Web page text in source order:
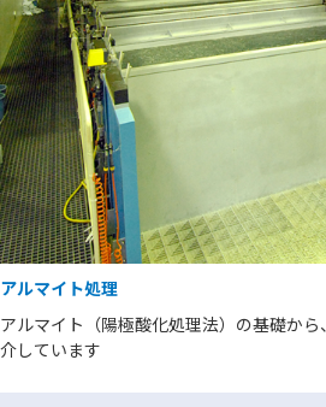
アルマイト処理
アルマイト（陽極酸化処理法）の基礎か
介しています